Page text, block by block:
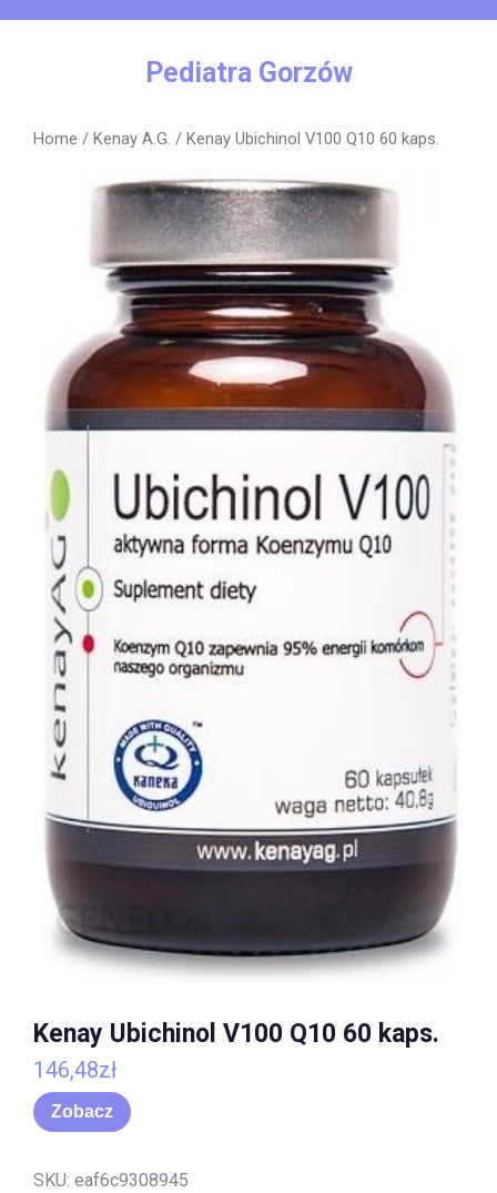
Pediatra Gorzów
Home / Kenay A.G. / Kenay Ubichinol V100 Q10 60 kaps.
Kenay Ubichinol V100 Q10 60 kaps.
146,48zł
Zobacz
SKU: eaf6c9308945